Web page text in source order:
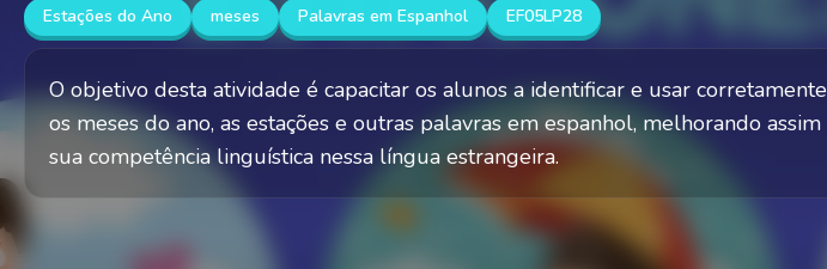
Estações do Ano meses Palavras em Espanhol EF05LP28
O objetivo desta atividade é capacitar os alunos a identificar e usar corretamente
os meses do ano, as estações e outras palavras em espanhol, melhorando assim
sua competência linguística nessa língua estrangeira.